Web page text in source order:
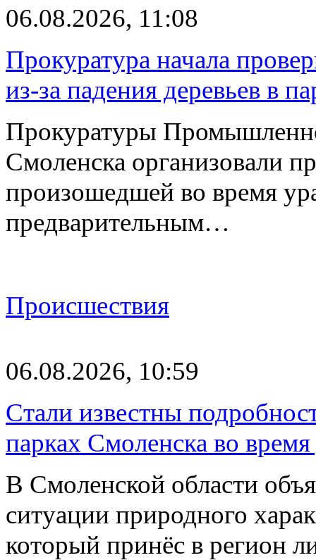
06.08.2026, 11:08
Прокуратура начала
из-за падения деревьев в
Прокуратуры
Смоленска организовали
произошедшей во время
предварительным…
Происшествия
06.08.2026, 10:59
Стали известны
парках Смоленска во
В Смоленской области
ситуации природного
который принёс в регион